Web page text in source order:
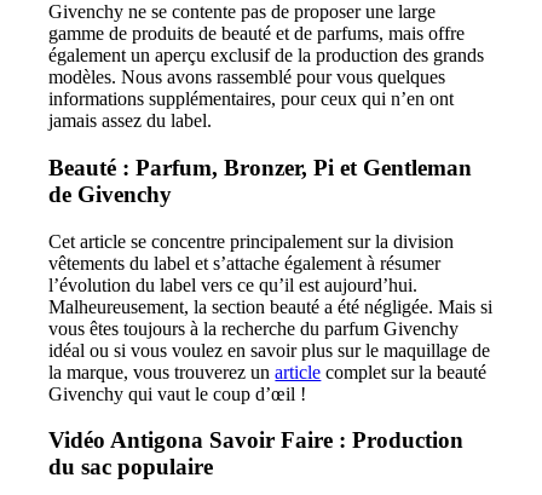
Givenchy ne se contente pas de proposer une large
gamme de produits de beauté et de parfums, mais offre
également un aperçu exclusif de la production des grands
modèles. Nous avons rassemblé pour vous quelques
informations supplémentaires, pour ceux qui n’en ont
jamais assez du label.
Beauté : Parfum, Bronzer, Pi et Gentleman
de Givenchy
Cet article se concentre principalement sur la division
vêtements du label et s’attache également à résumer
l’évolution du label vers ce qu’il est aujourd’hui.
Malheureusement, la section beauté a été négligée. Mais si
vous êtes toujours à la recherche du parfum Givenchy
idéal ou si vous voulez en savoir plus sur le maquillage de
la marque, vous trouverez unarticle completsur la beauté
Givenchy qui vaut le coup d’œil !
Vidéo Antigona Savoir Faire : Production
du sac populaire